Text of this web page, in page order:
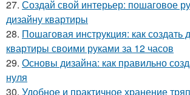
27. Создай свой интерьер: пошаговое
дизайну квартиры
28. Пошаговая инструкция: как создать
квартиры своими руками за 12 часов
29. Основы дизайна: как правильно
нуля
30. Удобное и практичное хранение